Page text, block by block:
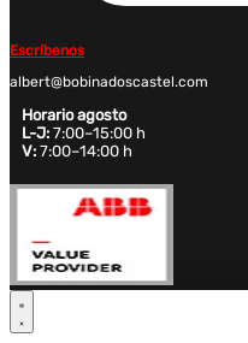
Escríbenos
albert@bobinadoscastel.com
Horario agosto
L-J: 7:00–15:00 h
V: 7:00–14:00 h